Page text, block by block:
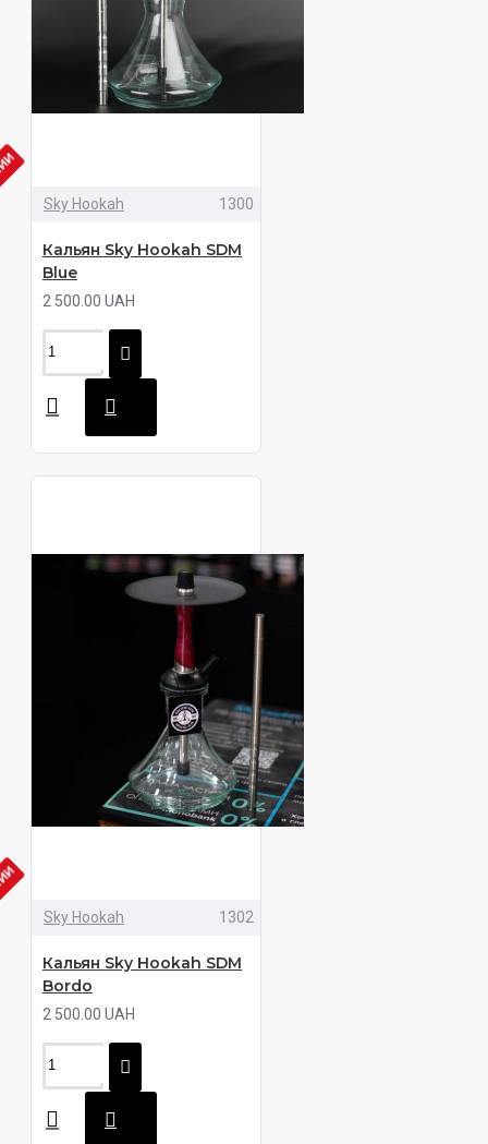
Sky Hookah 1300
Кальян Sky Hookah SDM
Blue
2 500.00 UAH
Sky Hookah 1302
Кальян Sky Hookah SDM
Bordo
2 500.00 UAH